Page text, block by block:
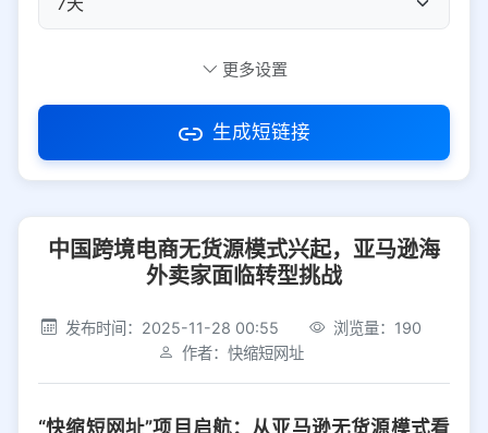
访问密码
推荐
社交平台 电商平台
选择防红平台类型，避免链接被拦截
平台设置
更多设置
生成短链接
中国跨境电商无货源模式兴起，亚马逊海
外卖家面临转型挑战
发布时间：2025-11-28 00:55
浏览量：190
作者：快缩短网址
“快缩短网址”项目启航：从亚马逊无货源模式看